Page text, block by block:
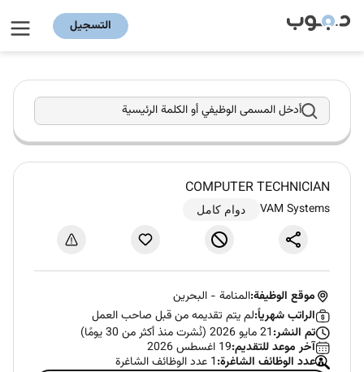
التسجيل
أدخل المسمى الوظيفي أو الكلمة الرئيسية
COMPUTER TECHNICIAN
VAM Systems دوام كامل
موقع الوظيفة:المنامة - البحرين
الراتب شهرياً:لم يتم تقديمه من قبل صاحب العمل
تم النشر:21 مايو 2026 (نُشرت منذ أكثر من 30 يومًا)
آخر موعد للتقديم:19 اغسطس 2026
عدد الوظائف الشاغرة:1 عدد الوظائف الشاغرة